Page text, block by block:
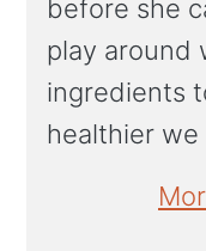
before she
play around
ingredients
healthier we